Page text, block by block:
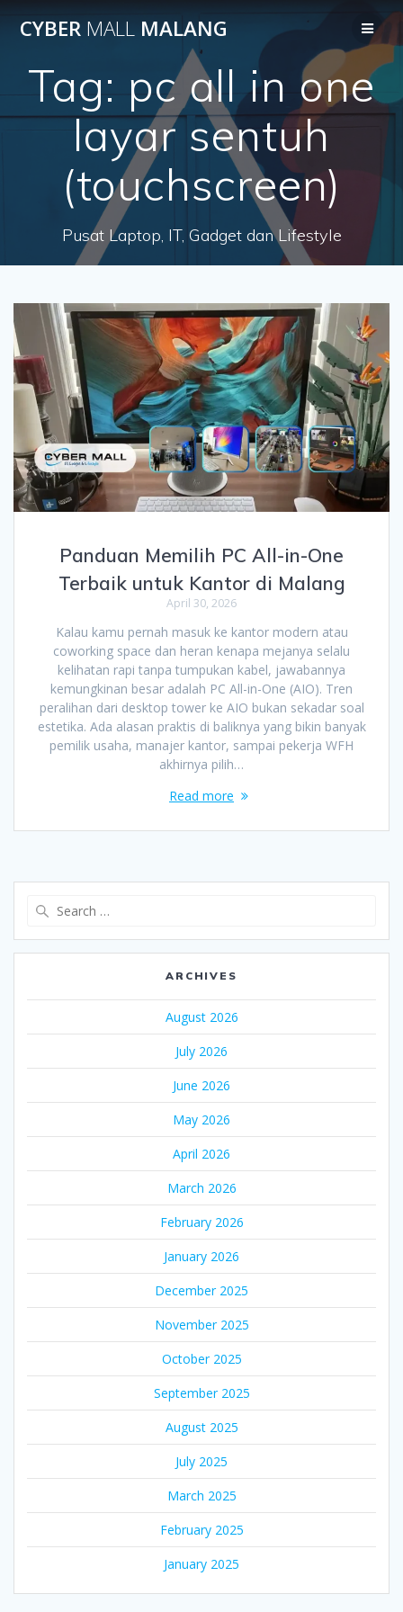
to
content
CYBER MALL MALANG
Tag: pc all in one
layar sentuh
(touchscreen)
Pusat Laptop, IT, Gadget dan Lifestyle
Panduan Memilih PC All-in-One
Terbaik untuk Kantor di Malang
April 30, 2026
Kalau kamu pernah masuk ke kantor modern atau
coworking space dan heran kenapa mejanya selalu
kelihatan rapi tanpa tumpukan kabel, jawabannya
kemungkinan besar adalah PC All-in-One (AIO). Tren
peralihan dari desktop tower ke AIO bukan sekadar soal
estetika. Ada alasan praktis di baliknya yang bikin banyak
pemilik usaha, manajer kantor, sampai pekerja WFH
akhirnya pilih…
Read more
ARCHIVES
August 2026
July 2026
June 2026
May 2026
April 2026
March 2026
February 2026
January 2026
December 2025
November 2025
October 2025
September 2025
August 2025
July 2025
March 2025
February 2025
January 2025